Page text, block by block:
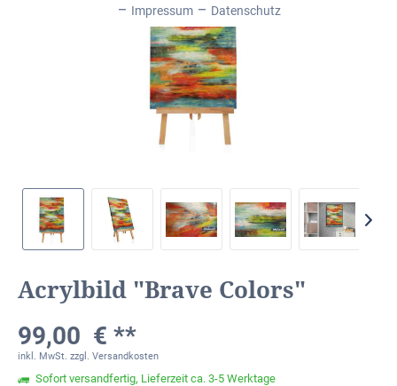
Acrylbild "Brave Colors"
99,00 € **
inkl. MwSt. zzgl. Versandkosten
Sofort versandfertig, Lieferzeit ca. 3-5 Werktage
Impressum Datenschutz